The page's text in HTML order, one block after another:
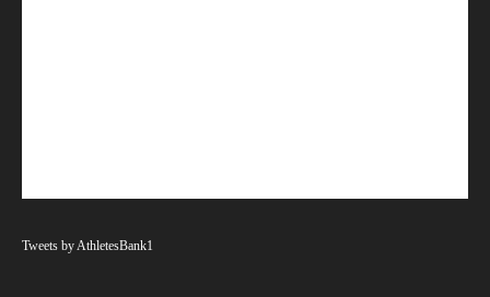
Tweets by AthletesBank1